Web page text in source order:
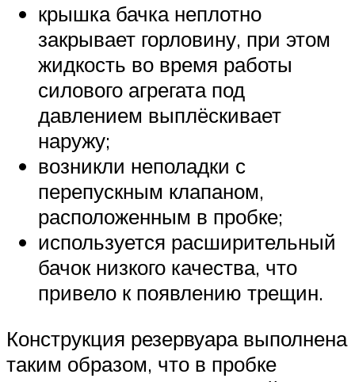
крышка бачка неплотно
закрывает горловину, при этом
жидкость во время работы
силового агрегата под
давлением выплёскивает
наружу;
возникли неполадки с
перепускным клапаном,
расположенным в пробке;
используется расширительный
бачок низкого качества, что
привело к появлению трещин.
Конструкция резервуара выполнена
таким образом, что в пробке